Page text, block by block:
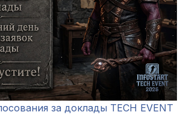
за доклады TECH EVENT